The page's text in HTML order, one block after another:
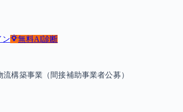
ン 無料AI診断
構築事業（間接補助事業者公募）